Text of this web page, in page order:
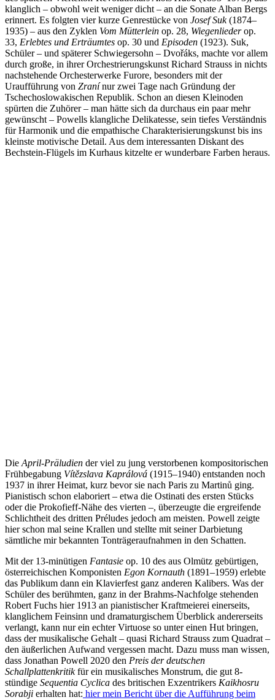
klanglich – obwohl weit weniger dicht – an die Sonate Alban Bergs
erinnert. Es folgten vier kurze Genrestücke von Josef Suk(1874–
1935) – aus den Zyklen Vom Mütterlein op. 28, Wiegenliederop.
33, Erlebtes und Erträumtes op. 30 und Episoden (1923). Suk,
Schüler – und späterer Schwiegersohn – Dvořáks, machte vor allem
durch große, in ihrer Orchestrierungskunst Richard Strauss in nichts
nachstehende Orchesterwerke Furore, besonders mit der
Uraufführung von Zranínur zwei Tage nach Gründung der
Tschechoslowakischen Republik. Schon an diesen Kleinoden
spürten die Zuhörer – man hätte sich da durchaus ein paar mehr
gewünscht – Powells klangliche Delikatesse, sein tiefes Verständnis
für Harmonik und die empathische Charakterisierungskunst bis ins
kleinste motivische Detail. Aus dem interessanten Diskant des
Bechstein-Flügels im Kurhaus kitzelte er wunderbare Farben heraus.
Die April-Präludien der viel zu jung verstorbenen kompositorischen
Frühbegabung Vítězslava Kaprálová (1915–1940) entstanden noch
1937 in ihrer Heimat, kurz bevor sie nach Paris zu Martinů ging.
Pianistisch schon elaboriert – etwa die Ostinati des ersten Stücks
oder die Prokofieff-Nähe des vierten –, überzeugte die ergreifende
Schlichtheit des dritten Préludes jedoch am meisten. Powell zeigte
hier schon mal seine Krallen und stellte mit seiner Darbietung
sämtliche mir bekannten Tonträgeraufnahmen in den Schatten.
Mit der 13-minütigen Fantasie op. 10 des aus Olmütz gebürtigen,
österreichischen Komponisten Egon Kornauth (1891–1959) erlebte
das Publikum dann ein Klavierfest ganz anderen Kalibers. Was der
Schüler des berühmten, ganz in der Brahms-Nachfolge stehenden
Robert Fuchs hier 1913 an pianistischer Kraftmeierei einerseits,
klanglichem Feinsinn und dramaturgischem Überblick andererseits
verlangt, kann nur ein echter Virtuose so unter einen Hut bringen,
dass der musikalische Gehalt – quasi Richard Strauss zum Quadrat –
den äußerlichen Aufwand vergessen macht. Dazu muss man wissen,
dass Jonathan Powell 2020 den Preis der deutschen
Schallplattenkritikfür ein musikalisches Monstrum, die gut 8-
stündige Sequentia Cyclica des britischen Exzentrikers Kaikhosru
Sorabji erhalten hat: hier mein Bericht über die Aufführung beim